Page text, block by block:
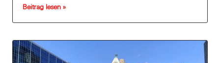
Beitrag lesen »